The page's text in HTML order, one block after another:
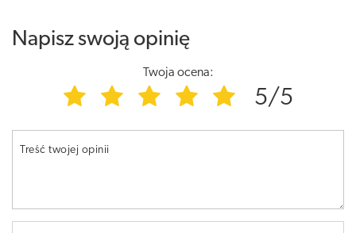
Napisz swoją opinię
Twoja ocena:
5/5
Treść twojej opinii